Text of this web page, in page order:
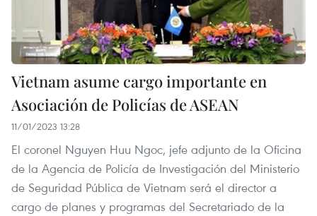
Vietnam asume cargo importante en
Asociación de Policías de ASEAN
11/01/2023 13:28
El coronel Nguyen Huu Ngoc, jefe adjunto de la Oficina
de la Agencia de Policía de Investigación del Ministerio
de Seguridad Pública de Vietnam será el director a
cargo de planes y programas del Secretariado de la